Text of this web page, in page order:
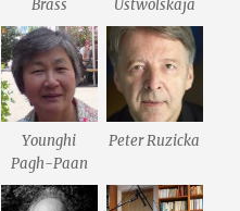
Brass Ustwolskaja
Younghi
Pagh-Paan
Peter Ruzicka